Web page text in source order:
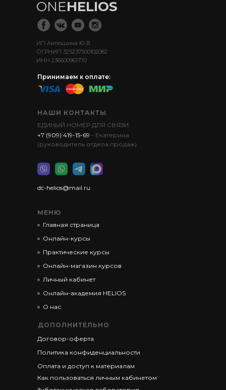
ДОПОЛНИТЕЛЬНО
Договор-оферта
Политика конфиденциальности
Оплата и доступ к материалам
Как пользоваться личным кабинетом
Главная страница
Онлайн-курсы
Практические курсы
Личный кабинет
Онлайн-академия HELIOS
МЕНЮ
dc-helios@mail.ru
ЕДИНЫЙ НОМЕР ДЛЯ СВЯЗИ
+7 (909) 419-15-69 - Екатерина
(руководитель отдела продаж)
НАШИ КОНТАКТЫ
ИП Антюшина Ю.В.
ОГРНИП 325237500102082
ИНН 236600961770
Принимаем к оплате:
Онлайн-магазин курсов
О нас
ONEHELIOS